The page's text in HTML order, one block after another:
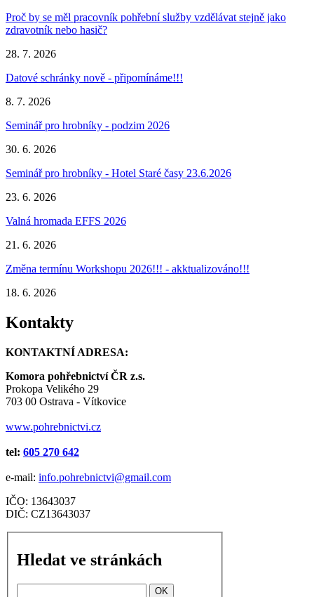
Proč by se měl pracovník pohřební služby vzdělávat stejně jako
zdravotník nebo hasič?
28. 7. 2026
Datové schránky nově - připomínáme!!!
8. 7. 2026
Seminář pro hrobníky - podzim 2026
30. 6. 2026
Seminář pro hrobníky - Hotel Staré časy 23.6.2026
23. 6. 2026
Valná hromada EFFS 2026
21. 6. 2026
Změna termínu Workshopu 2026!!! - akktualizováno!!!
18. 6. 2026
Kontakty
KONTAKTNÍ ADRESA:
Komora pohřebnictví ČR z.s.
Prokopa Velikého 29
703 00 Ostrava - Vítkovice
www.pohrebnictvi.cz
tel: 605 270 642
e-mail: info.pohrebnictvi@gmail.com
IČO: 13643037
DIČ: CZ13643037
Hledat ve stránkách